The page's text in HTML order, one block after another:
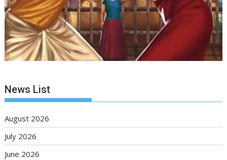
News List
August 2026
July 2026
June 2026